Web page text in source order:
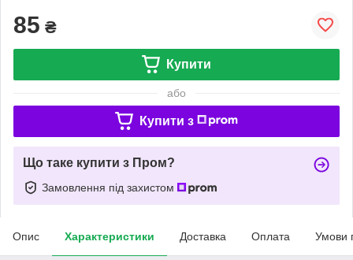
85 ₴
Купити
або
Купити з
Що таке купити з Пром?
Замовлення під захистом
Опис Характеристики Доставка Оплата Умови